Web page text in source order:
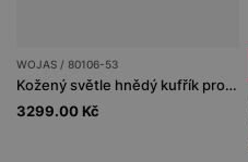
WOJAS / 80106-53
Kožený světle hnědý kufřík pro dámy
3299.00 Kč